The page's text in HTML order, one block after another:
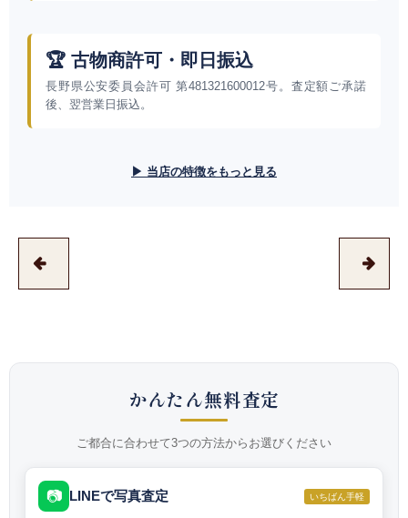
🏆 古物商許可・即日振込
長野県公安委員会許可 第481321600012号。査定額ご承諾
後、翌営業日振込。
▶ 当店の特徴をもっと見る
かんたん無料査定
ご都合に合わせて3つの方法からお選びください
📷 LINEで写真査定 いちばん手軽